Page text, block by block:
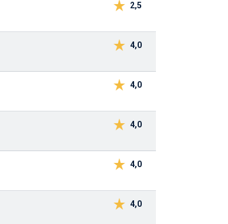
2,5
4,0
4,0
4,0
4,0
4,0